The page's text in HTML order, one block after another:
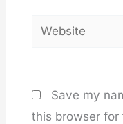
Website
Save my
this browser for